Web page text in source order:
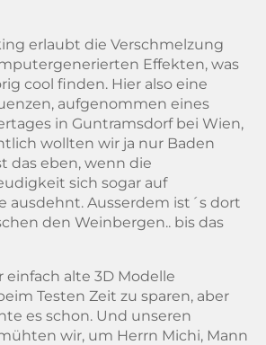
erlaubt die Verschmelzung
Effekten, was
cool finden. Hier also eine
aufgenommen eines
in Guntramsdorf bei Wien,
wollten wir ja nur Baden
das eben, wenn die
sich sogar auf
ausdehnt. Ausserdem ist´s dort
den Weinbergen.. bis das
einfach alte 3D Modelle
Testen Zeit zu sparen, aber
es schon. Und unseren
wir, um Herrn Michi, Mann